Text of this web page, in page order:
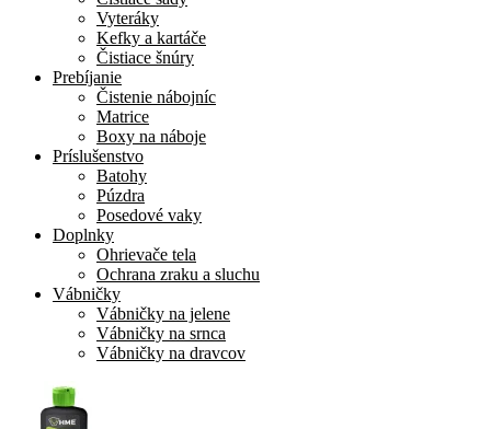
Vyteráky
Kefky a kartáče
Čistiace šnúry
Prebíjanie
Čistenie nábojníc
Matrice
Boxy na náboje
Príslušenstvo
Batohy
Púzdra
Posedové vaky
Doplnky
Ohrievače tela
Ochrana zraku a sluchu
Vábničky
Vábničky na jelene
Vábničky na srnca
Vábničky na dravcov